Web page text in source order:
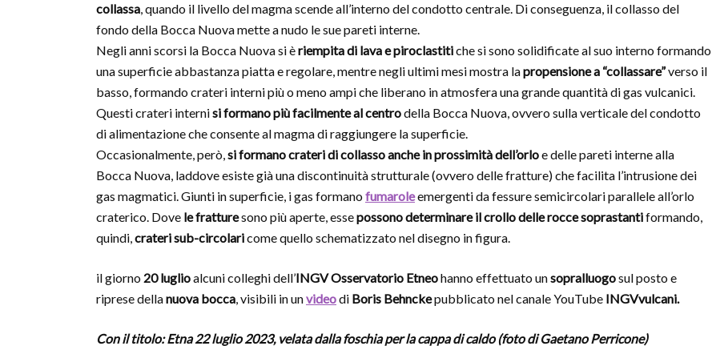
collassa, quando il livello del magma scende all’interno del condotto centrale. Di conseguenza, il collasso del
fondo della Bocca Nuova mette a nudo le sue pareti interne.
Negli anni scorsi la Bocca Nuova si èriempita di lava e piroclastitiche si sono solidificate al suo interno formando
una superficie abbastanza piatta e regolare, mentre negli ultimi mesi mostra lapropensione a “collassare”verso il
basso, formando crateri interni più o meno ampi che liberano in atmosfera una grande quantità di gas vulcanici.
Questi crateri internisi formano più facilmente al centrodella Bocca Nuova, ovvero sulla verticale del condotto
di alimentazione che consente al magma di raggiungere la superficie.
Occasionalmente, però,si formano crateri di collasso anche in prossimità dell’orloe delle pareti interne alla
Bocca Nuova, laddove esiste già una discontinuità strutturale (ovvero delle fratture) che facilita l’intrusione dei
gas magmatici. Giunti in superficie, i gas formanofumaroleemergenti da fessure semicircolari parallele all’orlo
craterico. Dove le fratturesono più aperte, essepossono determinare il crollo delle rocce soprastantiformando,
quindi,crateri sub-circolaricome quello schematizzato nel disegno in figura.
il giorno 20 luglioalcuni colleghi dell’INGV Osservatorio Etneohanno effettuato unsopralluogosul posto e
riprese dellanuova bocca, visibili in unvideodi Boris Behnckepubblicato nel canale YouTube INGVvulcani.
Con il titolo: Etna 22 luglio 2023, velata dalla foschia per la cappa di caldo (foto di Gaetano Perricone)